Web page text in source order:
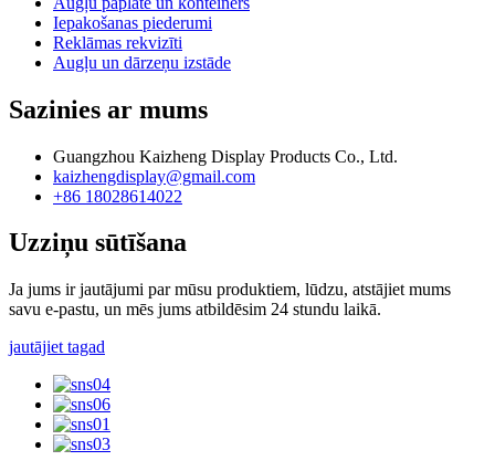
Iepakošanas piederumi
Reklāmas rekvizīti
Augļu un dārzeņu izstāde
Sazinies ar mums
Guangzhou Kaizheng Display Products Co., Ltd.
kaizhengdisplay@gmail.com
+86 18028614022
Uzziņu sūtīšana
Ja jums ir jautājumi par mūsu produktiem, lūdzu, atstājiet mums
savu e-pastu, un mēs jums atbildēsim 24 stundu laikā.
jautājiet tagad